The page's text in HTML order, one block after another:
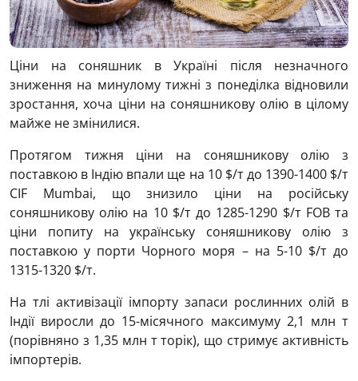
Ціни на соняшник в Україні після незначного
зниження на минулому тижні з понеділка відновили
зростання, хоча ціни на соняшникову олію в цілому
майже не змінилися.
Протягом тижня ціни на соняшникову олію з
поставкою в Індію впали ще на 10 $/т до 1390-1400 $/т
CIF Mumbai, що знизило ціни на російську
соняшникову олію на 10 $/т до 1285-1290 $/т FOB та
ціни попиту на українську соняшникову олію з
поставкою у порти Чорного моря – на 5-10 $/т до
1315-1320 $/т.
На тлі активізації імпорту запаси рослинних олій в
Індії виросли до 15-місячного максимуму 2,1 млн т
(порівняно з 1,35 млн т торік), що стримує активність
імпортерів.